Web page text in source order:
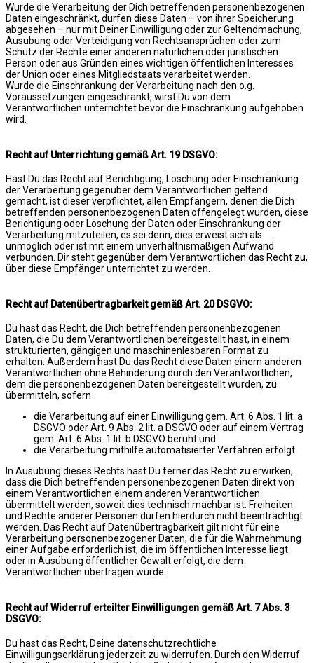
Wurde die Verarbeitung der Dich betreffenden personenbezogenen
Daten eingeschränkt, dürfen diese Daten – von ihrer Speicherung
abgesehen – nur mit Deiner Einwilligung oder zur Geltendmachung,
Ausübung oder Verteidigung von Rechtsansprüchen oder zum
Schutz der Rechte einer anderen natürlichen oder juristischen
Person oder aus Gründen eines wichtigen öffentlichen Interesses
der Union oder eines Mitgliedstaats verarbeitet werden.
Wurde die Einschränkung der Verarbeitung nach den o.g.
Voraussetzungen eingeschränkt, wirst Du von dem
Verantwortlichen unterrichtet bevor die Einschränkung aufgehoben
wird.
Recht auf Unterrichtung gemäß Art. 19 DSGVO:
Hast Du das Recht auf Berichtigung, Löschung oder Einschränkung
der Verarbeitung gegenüber dem Verantwortlichen geltend
gemacht, ist dieser verpflichtet, allen Empfängern, denen die Dich
betreffenden personenbezogenen Daten offengelegt wurden, diese
Berichtigung oder Löschung der Daten oder Einschränkung der
Verarbeitung mitzuteilen, es sei denn, dies erweist sich als
unmöglich oder ist mit einem unverhältnismäßigen Aufwand
verbunden. Dir steht gegenüber dem Verantwortlichen das Recht zu,
über diese Empfänger unterrichtet zu werden.
Recht auf Datenübertragbarkeit gemäß Art. 20 DSGVO:
Du hast das Recht, die Dich betreffenden personenbezogenen
Daten, die Du dem Verantwortlichen bereitgestellt hast, in einem
strukturierten, gängigen und maschinenlesbaren Format zu
erhalten. Außerdem hast Du das Recht diese Daten einem anderen
Verantwortlichen ohne Behinderung durch den Verantwortlichen,
dem die personenbezogenen Daten bereitgestellt wurden, zu
übermitteln, sofern
die Verarbeitung auf einer Einwilligung gem. Art. 6 Abs. 1 lit. a
DSGVO oder Art. 9 Abs. 2 lit. a DSGVO oder auf einem Vertrag
gem. Art. 6 Abs. 1 lit. b DSGVO beruht und
die Verarbeitung mithilfe automatisierter Verfahren erfolgt.
In Ausübung dieses Rechts hast Du ferner das Recht zu erwirken,
dass die Dich betreffenden personenbezogenen Daten direkt von
einem Verantwortlichen einem anderen Verantwortlichen
übermittelt werden, soweit dies technisch machbar ist. Freiheiten
und Rechte anderer Personen dürfen hierdurch nicht beeinträchtigt
werden. Das Recht auf Datenübertragbarkeit gilt nicht für eine
Verarbeitung personenbezogener Daten, die für die Wahrnehmung
einer Aufgabe erforderlich ist, die im öffentlichen Interesse liegt
oder in Ausübung öffentlicher Gewalt erfolgt, die dem
Verantwortlichen übertragen wurde.
Recht auf Widerruf erteilter Einwilligungen gemäß Art. 7 Abs. 3
DSGVO:
Du hast das Recht, Deine datenschutzrechtliche
Einwilligungserklärung jederzeit zu widerrufen. Durch den Widerruf